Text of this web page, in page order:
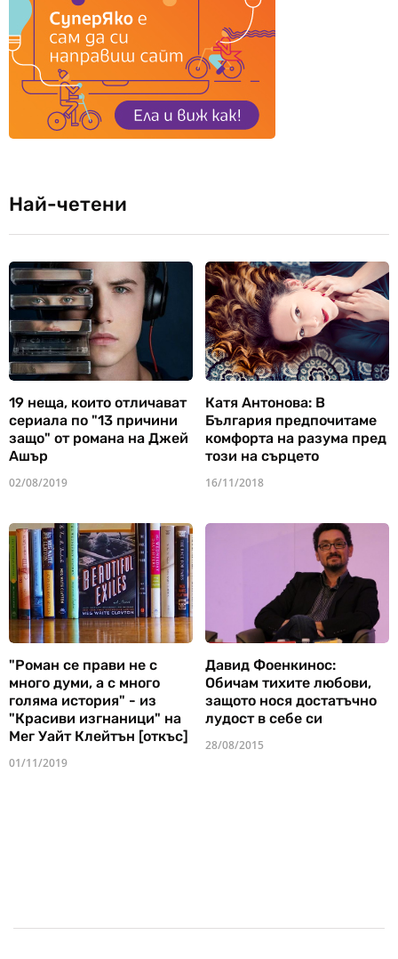
Най-четени
19 неща, които отличават
сериала по "13 причини
защо" от романа на Джей
Ашър
02/08/2019
Катя Антонова: В
България предпочитаме
комфорта на разума пред
този на сърцето
16/11/2018
"Роман се прави не с
много думи, а с много
голяма история" - из
"Красиви изгнаници" на
Мег Уайт Клейтън [откъс]
01/11/2019
Давид Фоенкинос:
Обичам тихите любови,
защото нося достатъчно
лудост в себе си
28/08/2015